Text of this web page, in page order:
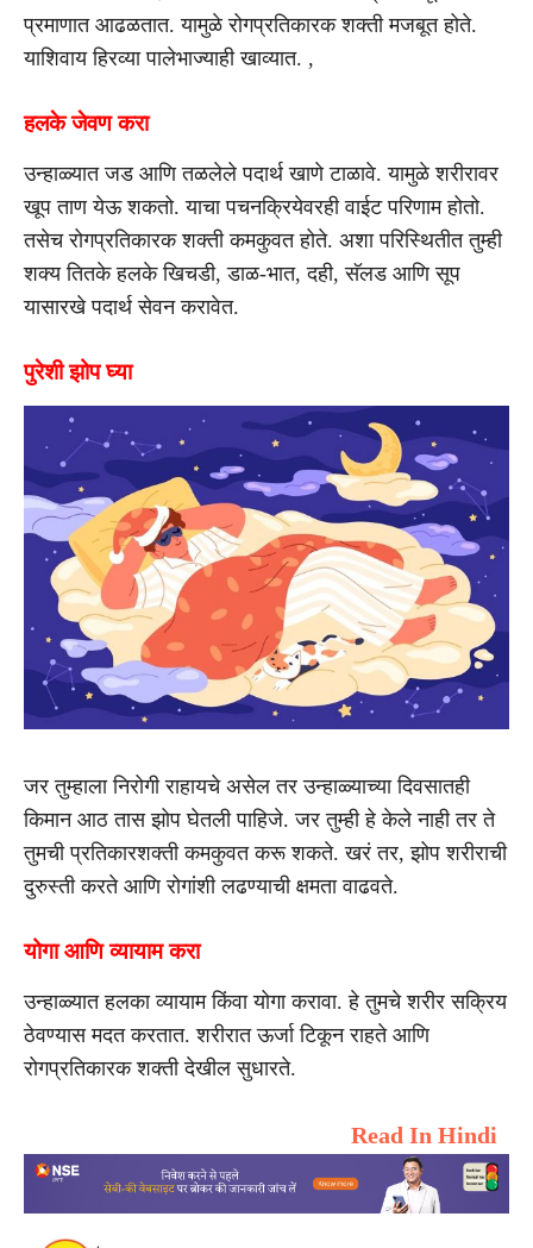
प्रमाणात आढळतात. यामुळे रोगप्रतिकारक शक्ती मजबूत होते.
याशिवाय हिरव्या पालेभाज्याही खाव्यात. ,
हलके जेवण करा
उन्हाळ्यात जड आणि तळलेले पदार्थ खाणे टाळावे. यामुळे शरीरावर
खूप ताण येऊ शकतो. याचा पचनक्रियेवरही वाईट परिणाम होतो.
तसेच रोगप्रतिकारक शक्ती कमकुवत होते. अशा परिस्थितीत तुम्ही
शक्य तितके हलके खिचडी, डाळ-भात, दही, सॅलड आणि सूप
यासारखे पदार्थ सेवन करावेत.
पुरेशी झोप घ्या
जर तुम्हाला निरोगी राहायचे असेल तर उन्हाळ्याच्या दिवसातही
किमान आठ तास झोप घेतली पाहिजे. जर तुम्ही हे केले नाही तर ते
तुमची प्रतिकारशक्ती कमकुवत करू शकते. खरं तर, झोप शरीराची
दुरुस्ती करते आणि रोगांशी लढण्याची क्षमता वाढवते.
योगा आणि व्यायाम करा
उन्हाळ्यात हलका व्यायाम किंवा योगा करावा. हे तुमचे शरीर सक्रिय
ठेवण्यास मदत करतात. शरीरात ऊर्जा टिकून राहते आणि
रोगप्रतिकारक शक्ती देखील सुधारते.
Read In Hindi